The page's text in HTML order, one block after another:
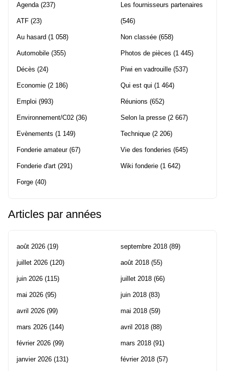
Agenda (237)
ATF (23)
Au hasard (1 058)
Automobile (355)
Décès (24)
Economie (2 186)
Emploi (993)
Environnement/C02 (36)
Evènements (1 149)
Fonderie amateur(67)
Fonderie d'art (291)
Forge (40)
Les fournisseurs partenaires
(546)
Non classée (658)
Photos de pièces (1 445)
Piwi en vadrouille (537)
Qui est qui (1 464)
Réunions (652)
Selon la presse (2 667)
Technique (2 206)
Vie des fonderies (645)
Wiki fonderie (1 642)
Articles par années
août 2026 (19)
juillet 2026 (120)
juin 2026 (115)
mai 2026 (95)
avril 2026 (99)
mars 2026 (144)
février 2026 (99)
janvier 2026 (131)
septembre 2018 (89)
août 2018 (55)
juillet 2018 (66)
juin 2018 (83)
mai 2018 (59)
avril 2018 (88)
mars 2018 (91)
février 2018 (57)